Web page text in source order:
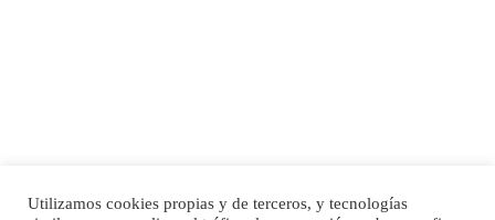
SHIBA PERDIDO AVDA JOSE MESA Y LOPEZ
Utilizamos cookies propias y de terceros, y tecnologías